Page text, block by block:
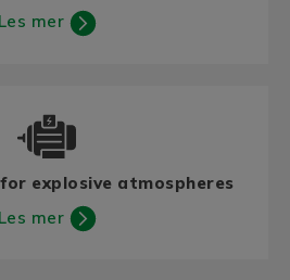
Les mer
explosive atmospheres
Les mer